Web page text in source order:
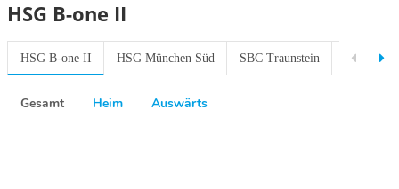
HSG B-one II
HSG B-one II HSG München Süd SBC Traunstein SV
Gesamt Heim Auswärts